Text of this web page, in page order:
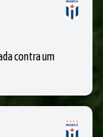
contra um